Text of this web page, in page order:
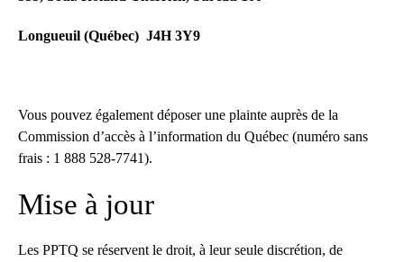
Longueuil (Québec) J4H 3Y9
Vous pouvez également déposer une plainte auprès de la
Commission d’accès à l’information du Québec (numéro sans
frais : 1 888 528-7741).
Mise à jour
Les PPTQ se réservent le droit, à leur seule discrétion, de